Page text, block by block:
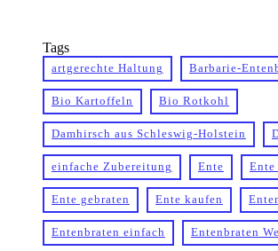
Tags
artgerechte Haltung Barbarie-
Bio Kartoffeln Bio Rotkohl
Damhirsch aus Schleswig-Holstein
einfache Zubereitung Ente Ente
Ente gebraten Ente kaufen
Entenbraten einfach Entenbraten